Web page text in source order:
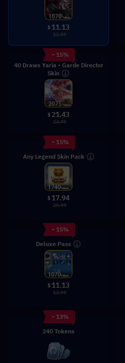
$ 11.13
12.99
- 15%
40 Draws Yaria - Garde Director
Skin
$ 21.43
24.99
- 15%
Any Legend Skin Pack
$ 17.94
20.99
- 15%
Deluxe Pass
$ 11.13
12.99
- 13%
240 Tokens